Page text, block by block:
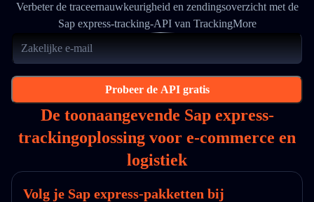
Verbeter de traceernauwkeurigheid en zendingsoverzicht met de
Sap express-tracking-API van TrackingMore
Probeer de API gratis
De toonaangevende Sap express-
trackingoplossing voor e-commerce en
logistiek
Volg je Sap express-pakketten bij